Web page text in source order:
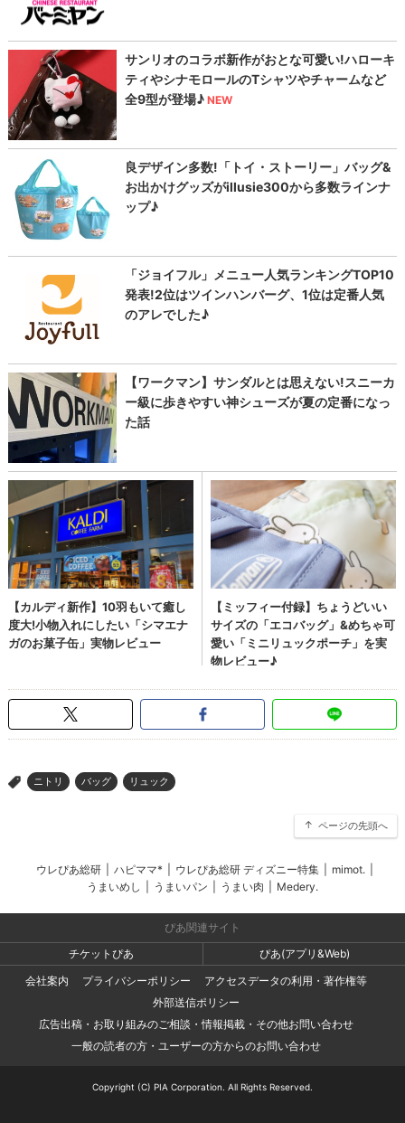
> ニトリ バッグ リュック
ページの先頭へ
ウレぴあ総研 ハピママ* ウレぴあ総研 ディズニー特集 mimot.
うまいめし
うまいパン うまい肉 Medery.
ぴあ関連サイト
チケットぴあ
ぴあ(アプリ&Web)
会社案内
プライバシーポリシー
アクセスデータの利用・著作権等
外部送信ポリシー
広告出稿・お取り組みのご相談・情報掲載・その他お問い合わせ
一般の読者の方・ユーザーの方からのお問い合わせ
Copyright (C) PIA Corporation. All Rights Reserved.